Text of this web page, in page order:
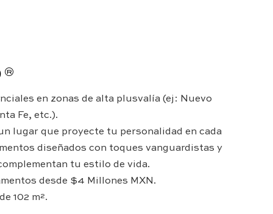
en zonas de alta plusvalía (ej: Nuevo
Fe, etc.).
lugar que proyecte tu personalidad en cada
diseñados con toques vanguardistas y
tu estilo de vida.
desde $4 Millones MXN.
102 m².